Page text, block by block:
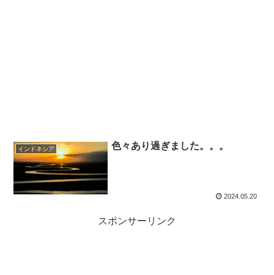
インドネシア 色々あり過ぎました。。。
2024.05.20
スポンサーリンク